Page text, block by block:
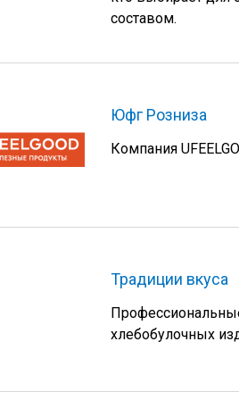
составом.
Юфг Розниза
Компания
Традиции вкуса
хлебобулочных